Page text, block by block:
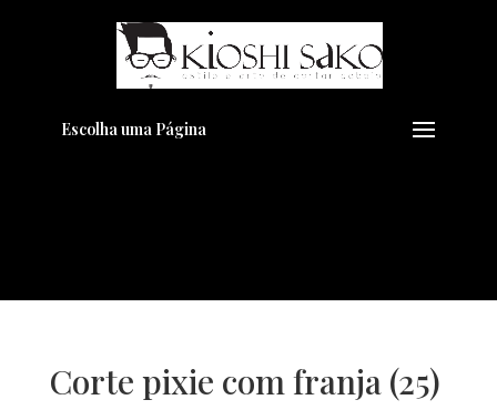
Escolha uma Página
Corte pixie com franja (25)
Pensando em transformar seu
Visual??